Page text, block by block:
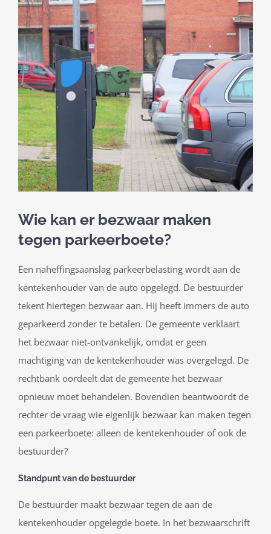
Wie kan er bezwaar maken
tegen parkeerboete?
Een naheffingsaanslag parkeerbelasting wordt aan de
kentekenhouder van de auto opgelegd. De bestuurder
tekent hiertegen bezwaar aan. Hij heeft immers de auto
geparkeerd zonder te betalen. De gemeente verklaart
het bezwaar niet-ontvankelijk, omdat er geen
machtiging van de kentekenhouder was overgelegd. De
rechtbank oordeelt dat de gemeente het bezwaar
opnieuw moet behandelen. Bovendien beantwoordt de
rechter de vraag wie eigenlijk bezwaar kan maken tegen
een parkeerboete: alleen de kentekenhouder of ook de
bestuurder?
Standpunt van de bestuurder
De bestuurder maakt bezwaar tegen de aan de
kentekenhouder opgelegde boete. In het bezwaarschrift